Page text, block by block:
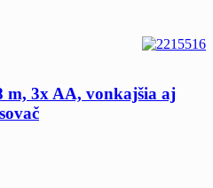
m, 3x AA, vonkajšia aj